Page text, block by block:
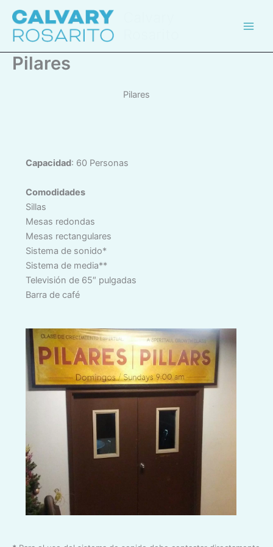
content
Pilares
Pilares
Capacidad: 60 Personas
Comodidades
Sillas
Mesas redondas
Mesas rectangulares
Sistema de sonido*
Sistema de media**
Televisión de 65″ pulgadas
Barra de café